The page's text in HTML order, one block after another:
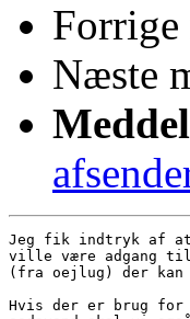
Forrige
Næste
Jeg fik indtryk af at
ville være adgang til
(fra oejlug) der kan
Hvis der er brug